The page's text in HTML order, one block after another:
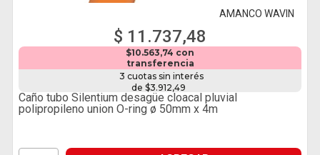
AMANCO WAVIN
$ 11.737,48
$10.563,74 con
transferencia
3 cuotas sin interés
de $3.912,49
Caño tubo Silentium desagüe cloacal pluvial
polipropileno union O-ring ø 50mm x 4m